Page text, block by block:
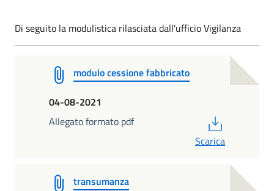
Di seguito la modulistica rilasciata dall'ufficio Vigilanza
modulo cessione fabbricato
04-08-2021
Allegato formato pdf
Scarica
transumanza